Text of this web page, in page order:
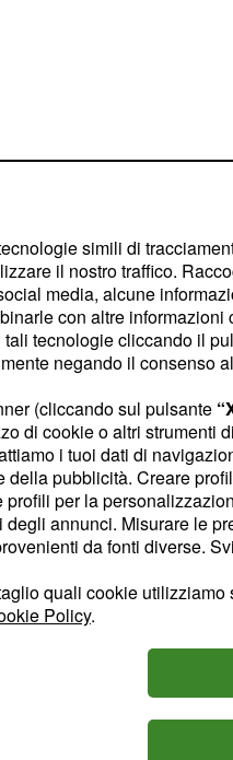
e
una buona intesa fin
set con un netto 6‑2.
è salita e il set si è
8‑6, a conferma della
più delicati.
il prossimo
di conoscere le
del match tra
coppia cinese Xu/Yang. Il
un buon viatico
prestigioso torneo
simili di
il nostro traffico.
media, alcune
con altre
tali tecnologie cliccando il
negando il consenso
(cliccando sul pulsante
di cookie o altri strumenti
i tuoi dati di
della pubblicità. Creare
per la
degli annunci. Misurare le
da fonti diverse.
quali cookie
Policy.